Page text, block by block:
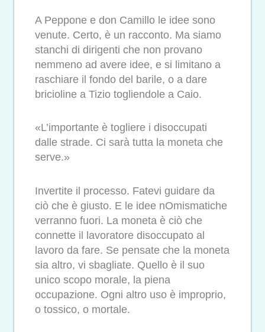
A Peppone e don Camillo le idee sono
venute. Certo, è un racconto. Ma siamo
stanchi di dirigenti che non provano
nemmeno ad avere idee, e si limitano a
raschiare il fondo del barile, o a dare
bricioline a Tizio togliendole a Caio.
«L’importante è togliere i disoccupati
dalle strade. Ci sarà tutta la moneta che
serve.»
Invertite il processo. Fatevi guidare da
ciò che è giusto. E le idee nOmismatiche
verranno fuori. La moneta è ciò che
connette il lavoratore disoccupato al
lavoro da fare. Se pensate che la moneta
sia altro, vi sbagliate. Quello è il suo
unico scopo morale, la piena
occupazione. Ogni altro uso è improprio,
o tossico, o mortale.